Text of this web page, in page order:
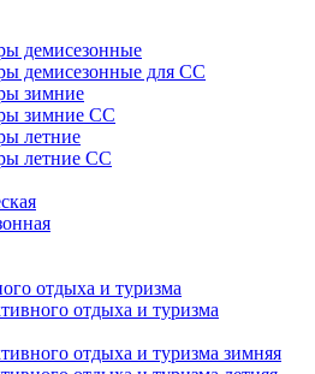
демисезонные
демисезонные для СС
зимние
зимние СС
летние
летние СС
отдыха и туризма
отдыха и туризма
отдыха и туризма зимняя